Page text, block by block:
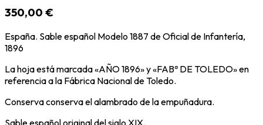
350,00 €
España. Sable español Modelo 1887 de Oficial de Infantería,
1896
La hoja está marcada «AÑO 1896» y «FABª DE TOLEDO» en
referencia a la Fábrica Nacional de Toledo.
Conserva conserva el alambrado de la empuñadura.